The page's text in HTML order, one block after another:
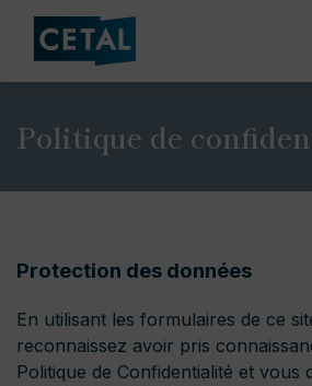
Politique de
Protection des données
En utilisant les formulaires de ce
reconnaissez avoir pris
Politique de Confidentialité et vous